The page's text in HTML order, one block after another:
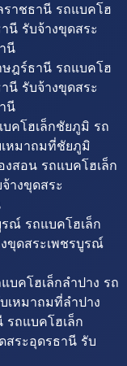
ราชธานี รถแบคโฮ
นี รับจ้างขุดสระ
นี
ษฎร์ธานี รถแบคโฮ
นี รับจ้างขุดสระ
นี
คโฮเล็กชัยภูมิ รถ
หมาถมที่ชัยภูมิ
สอน รถแบคโฮเล็ก
างขุดสระ
ณ์ รถแบคโฮเล็ก
ขุดสระเพชรบูรณ์
บคโฮเล็กลำปาง รถ
เหมาถมที่ลำปาง
รถแบคโฮเล็ก
สระอุดรธานี รับ